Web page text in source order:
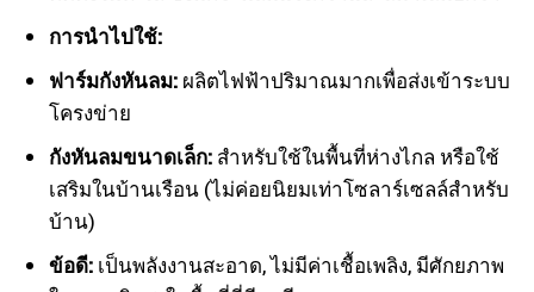
การนำไปใช้:
ฟาร์มกังหันลม: ผลิตไฟฟ้าปริมาณมากเพื่อส่งเข้าระบบ
โครงข่าย
กังหันลมขนาดเล็ก: สำหรับใช้ในพื้นที่ห่างไกล หรือใช้
เสริมในบ้านเรือน (ไม่ค่อยนิยมเท่าโซลาร์เซลล์สำหรับ
บ้าน)
ข้อดี: เป็นพลังงานสะอาด, ไม่มีค่าเชื้อเพลิง, มีศักยภาพ